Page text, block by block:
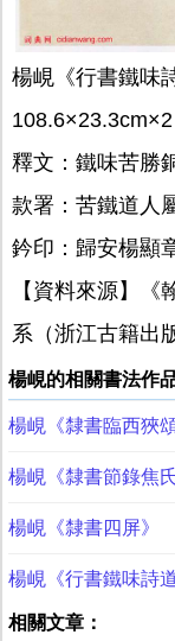
楊峴《行書鐵味
釋文：鐵味苦勝
款署：苦鐵道人
鈐印：歸安楊顯
【資料來源】
系（浙江古籍出
楊峴的相關書法作
楊峴《隸書臨西狹頌
楊峴《隸書節錄焦
楊峴《隸書四屏》
楊峴《行書鐵味詩
相關文章：